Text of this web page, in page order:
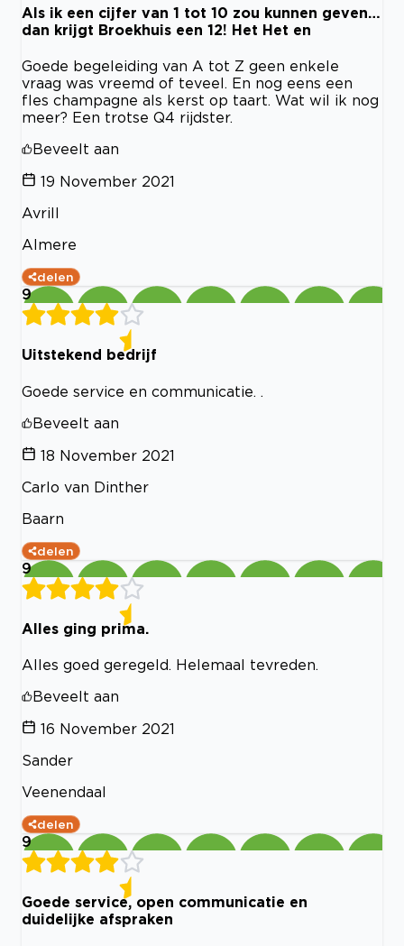
Als ik een cijfer van 1 tot 10 zou kunnen geven…
dan krijgt Broekhuis een 12! Het Het en
Goede begeleiding van A tot Z geen enkele
vraag was vreemd of teveel. En nog eens een
fles champagne als kerst op taart. Wat wil ik nog
meer? Een trotse Q4 rijdster.
Beveelt aan
19 November 2021
Avrill
Almere
delen
9
Uitstekend bedrijf
Goede service en communicatie. .
Beveelt aan
18 November 2021
Carlo van Dinther
Baarn
delen
9
Alles ging prima.
Alles goed geregeld. Helemaal tevreden.
Beveelt aan
16 November 2021
Sander
Veenendaal
delen
9
Goede service, open communicatie en
duidelijke afspraken